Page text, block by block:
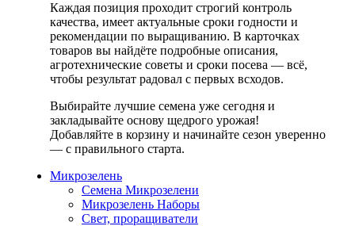
Каждая позиция проходит строгий контроль
качества, имеет актуальные сроки годности и
рекомендации по выращиванию. В карточках
товаров вы найдёте подробные описания,
агротехнические советы и сроки посева — всё,
чтобы результат радовал с первых всходов.
Выбирайте лучшие семена уже сегодня и
закладывайте основу щедрого урожая!
Добавляйте в корзину и начинайте сезон уверенно
— с правильного старта.
Микрозелень
Семена Микрозелени
Микрозелень Наборы
Свет, проращиватели